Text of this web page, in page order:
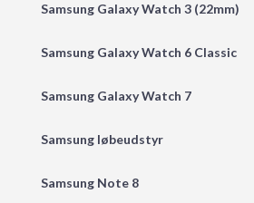
Samsung Galaxy Watch 3 (22mm)
Samsung Galaxy Watch 6 Classic
Samsung Galaxy Watch 7
Samsung løbeudstyr
Samsung Note 8